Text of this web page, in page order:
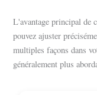
L'avantage principal de
pouvez ajuster
multiples façons dans
généralement plus